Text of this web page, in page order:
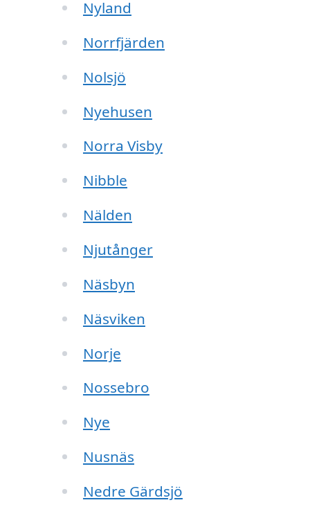
Nyland
Norrfjärden
Nolsjö
Nyehusen
Norra Visby
Nibble
Nälden
Njutånger
Näsbyn
Näsviken
Norje
Nossebro
Nye
Nusnäs
Nedre Gärdsjö